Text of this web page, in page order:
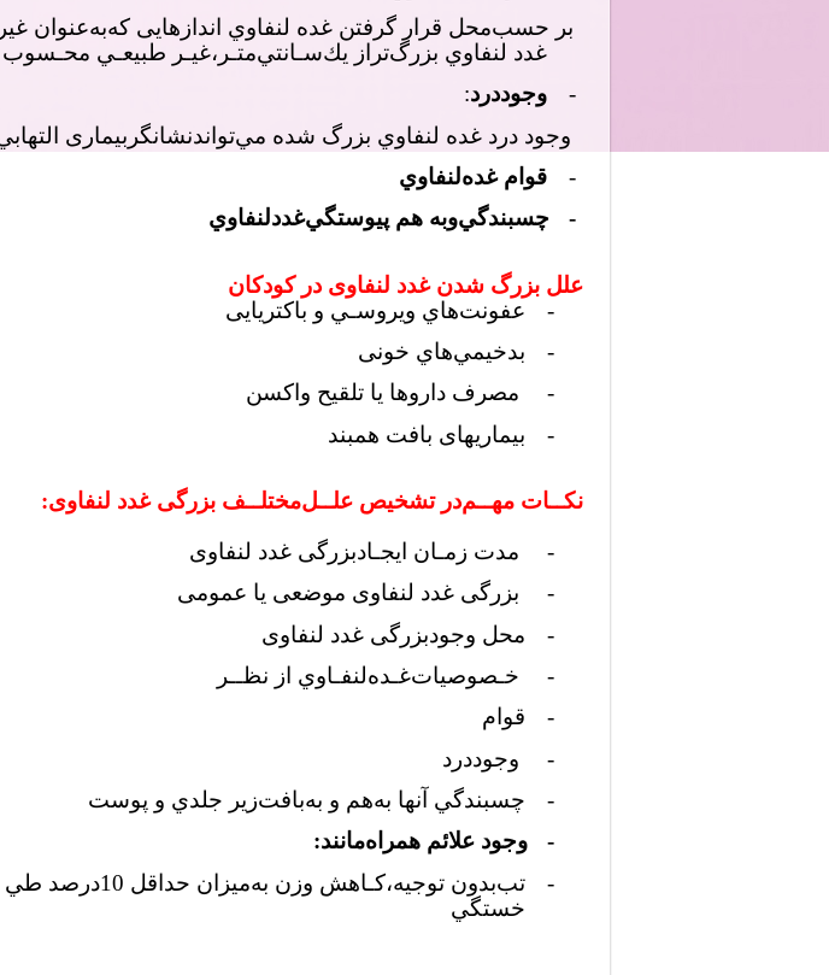
ﺑﺮ ﺣﺴﺐﻣﺤﻞ ﻗﺮار ﮔﺮﻓﺘﻦ ﻏﺪه ﻟﻨﻔﺎوي اﻧﺪازهايی ﻛﻪﺑﻪﻋﻨﻮان
ﻏﺪد ﻟﻨﻔﺎوي ﺑﺰرگﺗﺮاز ﻳﻚﺳـﺎﻧﺘﻲﻣﺘـﺮ،ﻏﻴـﺮ ﻃﺒﻴﻌـﻲ
-
وﺟﻮددرد:
وﺟﻮد درد ﻏﺪه ﻟﻨﻔﺎوي ﺑﺰرگ ﺷﺪه ﻣﻲﺗﻮاﻧﺪﻧﺸﺎﻧﮕﺮبیماری
-
ﻗﻮام ﻏﺪهﻟﻨﻔﺎوي
-
ﭼﺴﺒﻨﺪﮔﻲوﺑﻪ ﻫﻢ ﭘﻴﻮﺳﺘﮕﻲﻏﺪدﻟﻨﻔﺎوي
ﻋﻠﻞ بزرگ شدن غدد لنفاوی در کودکان
-
ﻋﻔﻮﻧﺖﻫﺎي وﻳﺮوﺳـﻲ و باکتریایی
-
ﺑﺪﺧﻴﻤﻲﻫﺎي خونی
-
ﻣﺼﺮف داروﻫﺎ یا ﺗﻠﻘﻴﺢ واﻛﺴﻦ
-
بیماریهای بافت همبند
ﻧﻜــﺎت ﻣﻬــﻢدر تشخیص ﻋﻠــﻞﻣﺨﺘﻠــﻒ بزرگی غدد لنفاوی:
-
ﻣﺪت زﻣـﺎن اﻳﺠـﺎدبزرگی غدد لنفاوی
-
بزرگی غدد لنفاوی موضعی یا عمومی
-
ﻣﺤﻞ وﺟﻮدبزرگی غدد لنفاوی
-
ﺧـﺼﻮﺻﻴﺎتﻏـﺪهﻟﻨﻔـﺎوي از ﻧﻈــﺮ
-
ﻗﻮام
-
وﺟﻮددرد
-
ﭼﺴﺒﻨﺪﮔﻲ آﻧﻬﺎ ﺑﻪﻫﻢ و ﺑﻪﺑﺎﻓﺖزﻳﺮ ﺟﻠﺪي و ﭘﻮﺳﺖ
-
وﺟﻮد ﻋﻼﺋﻢ ﻫﻤﺮاهﻣﺎﻧﻨﺪ:
-
ﺗﺐﺑﺪون
ﺧﺴﺘﮕﻲ